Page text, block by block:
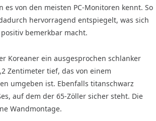
von den meisten PC-Monitoren kennt. So
hervorragend entspiegelt, was sich
bemerkbar macht.
Koreaner ein ausgesprochen schlanker
Zentimeter tief, das von einem
umgeben ist. Ebenfalls titanschwarz
auf dem der 65-Zöller sicher steht. Die
Wandmontage.